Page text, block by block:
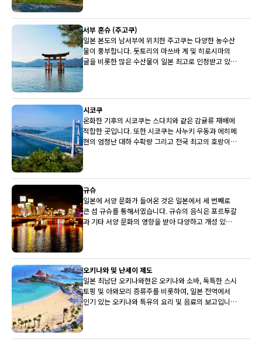
서부 혼슈 (주고쿠)
일본 본도의 남서부에 위치한 주고쿠는 다양한 농수산
물이 풍부합니다. 돗토리의 마쓰바 게 및 히로시마의
굴을 비롯한 많은 수산물이 일본 최고로 인정받고 있습
시코쿠
온화한 기후의 시코쿠는 스다치와 같은 감귤류 재배에
적합한 곳입니다. 또한 시코쿠는 사누키 우동과 에히메
현의 엄청난 대하 수확량 그리고 전국 최고의 호랑이
규슈
일본에 서양 문화가 들어온 것은 일본에서 세 번째로
큰 섬 규슈를 통해서였습니다. 규슈의 음식은 포르투갈
과 기타 서양 문화의 영향을 받아 다양하고 개성 있는
오키나와 및 난세이 제도
일본 최남단 오키나와현은 오키나와 소바, 독특한 스시
토핑 및 아와모리 증류주를 비롯하여, 일본 전역에서
인기 있는 오키나와 특유의 요리 및 음료의 보고입니